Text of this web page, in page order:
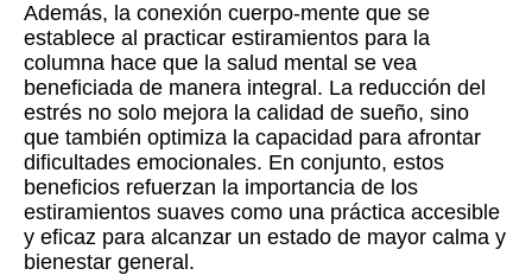
Además, la conexión cuerpo-mente que se
establece al practicar estiramientos para la
columna hace que la salud mental se vea
beneficiada de manera integral. La reducción del
estrés no solo mejora la calidad de sueño, sino
que también optimiza la capacidad para afrontar
dificultades emocionales. En conjunto, estos
beneficios refuerzan la importancia de los
estiramientos suaves como una práctica accesible
y eficaz para alcanzar un estado de mayor calma y
bienestar general.